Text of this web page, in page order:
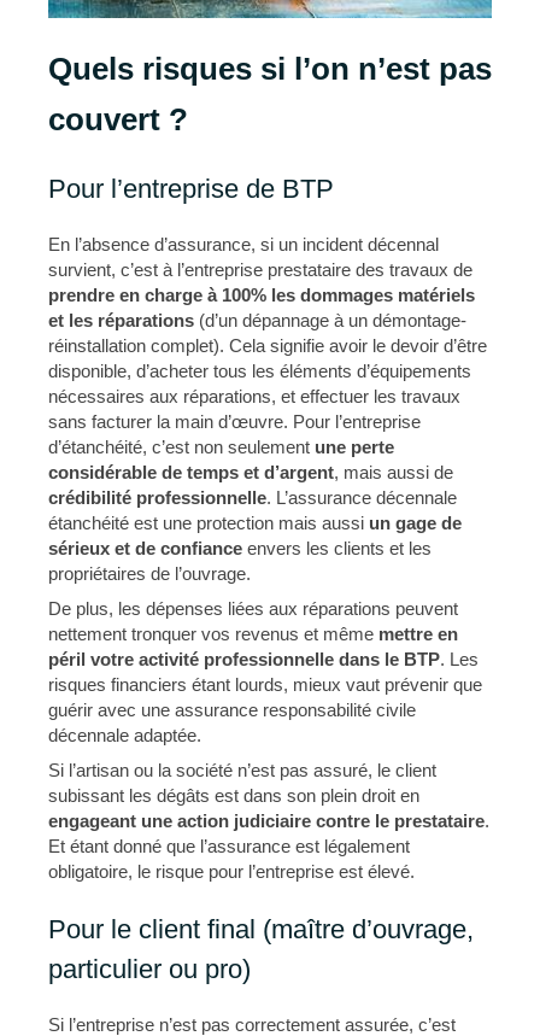
Quels risques si l’on n’est pas
couvert ?
Pour l’entreprise de BTP
En l’absence d’assurance, si un incident décennal
survient, c’est à l’entreprise prestataire des travaux de
prendre en charge à 100% les dommages matériels
et les réparations (d’un dépannage à un démontage-
réinstallation complet). Cela signifie avoir le devoir d’être
disponible, d’acheter tous les éléments d’équipements
nécessaires aux réparations, et effectuer les travaux
sans facturer la main d’œuvre. Pour l’entreprise
d’étanchéité, c’est non seulement une perte
considérable de temps et d’argent, mais aussi de
crédibilité professionnelle. L’assurance décennale
étanchéité est une protection mais aussi un gage de
sérieux et de confiance envers les clients et les
propriétaires de l’ouvrage.
De plus, les dépenses liées aux réparations peuvent
nettement tronquer vos revenus et même mettre en
péril votre activité professionnelle dans le BTP. Les
risques financiers étant lourds, mieux vaut prévenir que
guérir avec une assurance responsabilité civile
décennale adaptée.
Si l’artisan ou la société n’est pas assuré, le client
subissant les dégâts est dans son plein droit en
engageant une action judiciaire contre le prestataire.
Et étant donné que l’assurance est légalement
obligatoire, le risque pour l’entreprise est élevé.
Pour le client final (maître d’ouvrage,
particulier ou pro)
Si l’entreprise n’est pas correctement assurée, c’est